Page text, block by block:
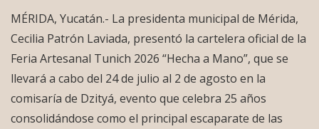
MÉRIDA, Yucatán.- La presidenta municipal de Mérida,
Cecilia Patrón Laviada, presentó la cartelera oficial de la
Feria Artesanal Tunich 2026 “Hecha a Mano”, que se
llevará a cabo del 24 de julio al 2 de agosto en la
comisaría de Dzityá, evento que celebra 25 años
consolidándose como el principal escaparate de las